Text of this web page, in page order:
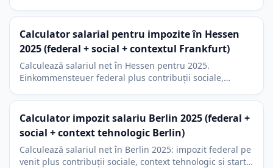
bisericesc.
Calculator salarial pentru impozite în Hessen
2025 (federal + social + contextul Frankfurt)
Calculează salariul net în Hessen pentru 2025.
Einkommensteuer federal plus contribuții sociale,
Calculator impozit salariu Berlin 2025 (federal +
social + context tehnologic Berlin)
Calculează salariul net în Berlin 2025: impozit federal pe
venit plus contribuții sociale, context tehnologic si start-